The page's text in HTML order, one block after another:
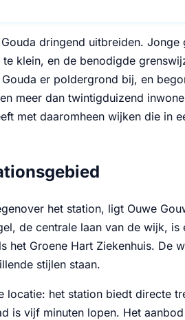
dringend uitbreiden.
klein, en de benodigde
er poldergrond bij, en
meer dan twintigduizend
met daaromheen wijken die in
het station, ligt Ouwe
de centrale laan van de wijk,
het Groene Hart Ziekenhuis. De
stijlen staan.
locatie: het station biedt directe
is vijf minuten lopen. Het